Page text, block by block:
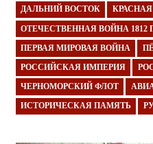
ДАЛЬНИЙ ВОСТОК
ОТЕЧЕСТВЕННАЯ ВОЙНА 1812
ПЕРВАЯ МИРОВАЯ ВОЙНА
РОССИЙСКАЯ ИМПЕРИЯ
ЧЕРНОМОРСКИЙ ФЛОТ
ИСТОРИЧЕСКАЯ ПАМЯТЬ